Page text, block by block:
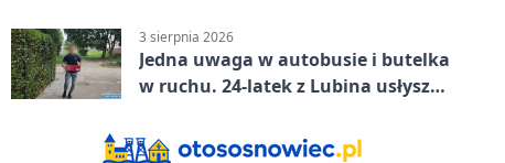
3 sierpnia 2026
Jedna uwaga w autobusie i butelka
w ruchu. 24-latek z Lubina usłyszał